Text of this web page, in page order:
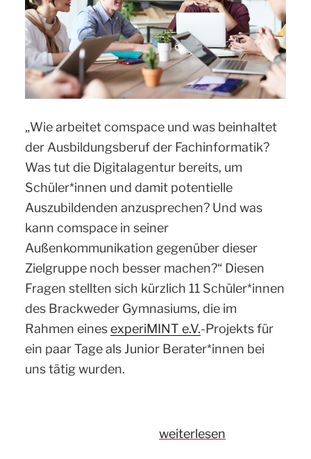
„Wie arbeitet comspace und was beinhaltet
der Ausbildungsberuf der Fachinformatik?
Was tut die Digitalagentur bereits, um
Schüler*innen und damit potentielle
Auszubildenden anzusprechen? Und was
kann comspace in seiner
Außenkommunikation gegenüber dieser
Zielgruppe noch besser machen?“ Diesen
Fragen stellten sich kürzlich 11 Schüler*innen
des Brackweder Gymnasiums, die im
Rahmen einesexperiMINT e.V.-Projekts für
ein paar Tage als Junior Berater*innen bei
uns tätig wurden.
„Lernen
weiterlesen